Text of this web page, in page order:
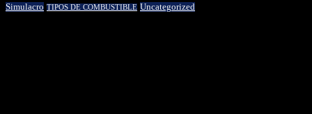
Simulacro TIPOS DE COMBUSTIBLE Uncategorized